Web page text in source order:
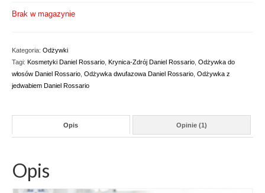
oceny klienta
Brak w magazynie
Kategoria: Odżywki
Tagi: Kosmetyki Daniel Rossario Krynica-Zdrój Daniel Rossario Odżywka do
włosów Daniel Rossario Odżywka dwufazowa Daniel Rossario Odżywka z
jedwabiem Daniel Rossario
Opis Opinie (1)
Opis